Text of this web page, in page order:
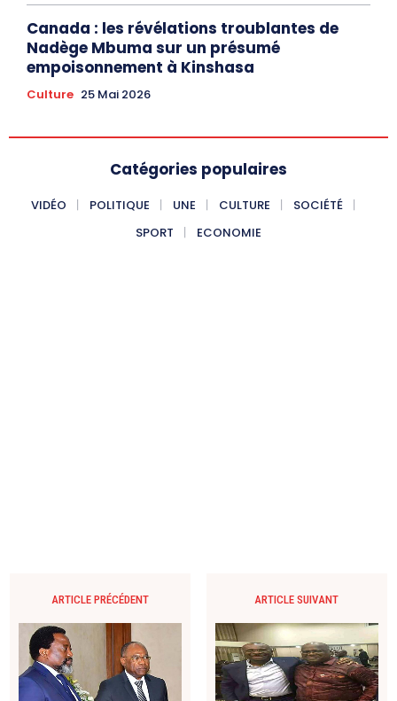
Canada : les révélations troublantes de
Nadège Mbuma sur un présumé
empoisonnement à Kinshasa
Culture 25 Mai 2026
Catégories populaires
VIDÉO POLITIQUE UNE CULTURE
SOCIÉTÉ
SPORT
ECONOMIE
ARTICLE PRÉCÉDENT ARTICLE SUIVANT